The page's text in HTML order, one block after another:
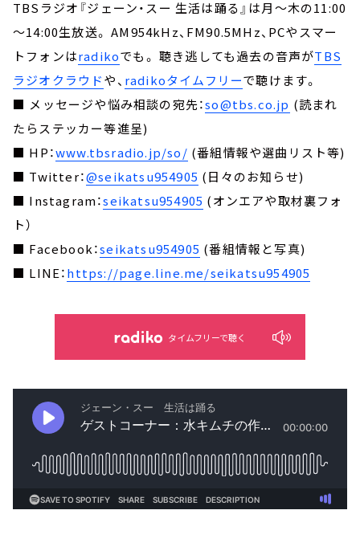
TBSラジオ『ジェーン・スー 生活は踊る』は月～木の11:00
～14:00生放送。 AM954kHz、FM90.5MHz、PCやスマー
トフォンはradikoでも。 聴き逃しても過去の音声がTBS
ラジオクラウドや、 radikoタイムフリーで聴けます。
■ メッセージや悩み相談の宛先：so@tbs.co.jp (読まれ
たらステッカー等進呈)
■ HP：www.tbsradio.jp/so/ (番組情報や選曲リスト等)
■ Twitter：@seikatsu954905 (日々のお知らせ)
■ Instagram：seikatsu954905 (オンエアや取材裏フォ
ト）
■ Facebook：seikatsu954905 (番組情報と写真)
■ LINE：https://page.line.me/seikatsu954905
タイムフリーで聴く